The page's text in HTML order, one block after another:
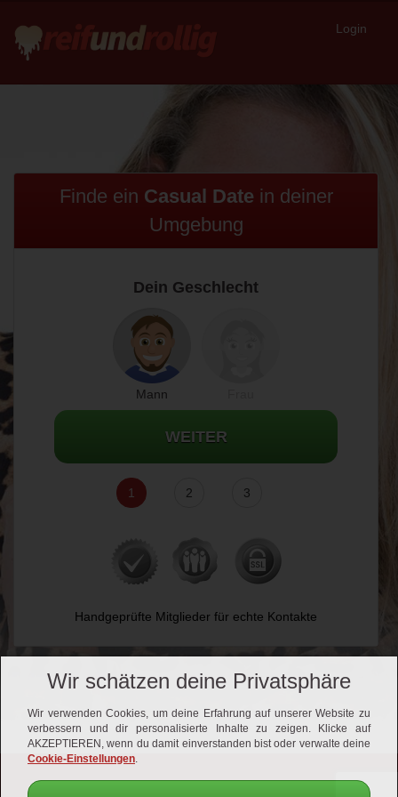
Login
Finde ein Casual Date in deiner
Umgebung
Dein Geschlecht
Mann
WEITER
1 2 3
Handgeprüfte Mitglieder für echte Kontakte
Wir schätzen deine Privatsphäre
Wir verwenden Cookies, um deine Erfahrung auf unserer Website zu
verbessern und dir personalisierte Inhalte zu zeigen. Klicke auf
AKZEPTIEREN, wenn du damit einverstanden bist oder verwalte deine
Cookie-Einstellungen.